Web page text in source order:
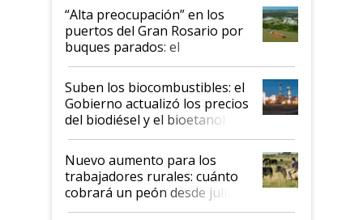
“Alta preocupación” en los
puertos del Gran Rosario por
buques parados: el
funcionamiento de las
exportadoras en tensión tras
la medida de fuerza de los
prácticos
Suben los biocombustibles: el
Gobierno actualizó los precios
del biodiésel y el bioetanol
Nuevo aumento para los
trabajadores rurales: cuánto
cobrará un peón desde julio